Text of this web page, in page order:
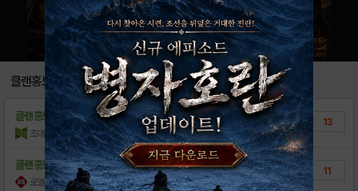
클랜배틀 [ 초보 편 ]
게시물 작성 관련 규정 4
★★★ㅡㅡ클 정모 ' 진짜' 후기★★★ (..
- 사기꾼 명단 -7월31일
★NEED★클랜1차 정모!!!! 68
[필독] 3속가이드(카드정보 포함) 5/23V..
저희같은 중하위클랜을 위한 공콤 분석 글입니다
클랜홍보
클랜홍보 No limit 에서클원모집
초대형지렁 조회수:96 | 13.08.12
13
클랜홍보 경포대에서의 휴식후 클원모집해요~
로열베이비 조회수:143 | 13.08.05
11